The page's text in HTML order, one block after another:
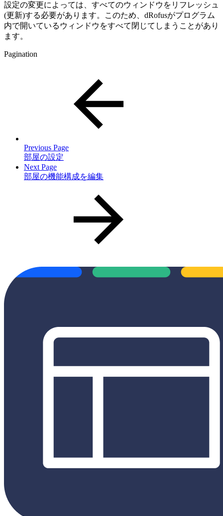
設定の変更によっては、すべてのウィンドウをリフレッシュ
(更新)する必要があります。このため、dRofusがプログラム
内で開いているウィンドウをすべて閉じてしまうことがあり
ます。
Pagination
Previous Page
部屋の設定
Next Page
部屋の機能構成を編集